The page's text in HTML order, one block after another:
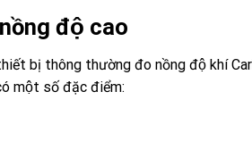
độ cao
bị thông thường đo nồng độ khí
một số đặc điểm: